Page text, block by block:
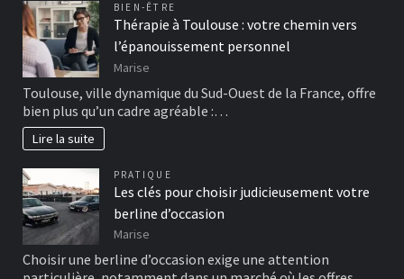
BIEN-ÊTRE
Thérapie à Toulouse : votre chemin vers
l’épanouissement personnel
Marise
Toulouse, ville dynamique du Sud-Ouest de la France, offre
bien plus qu’un cadre agréable :…
Lire la suite
PRATIQUE
Les clés pour choisir judicieusement votre
berline d’occasion
Marise
Choisir une berline d’occasion exige une attention